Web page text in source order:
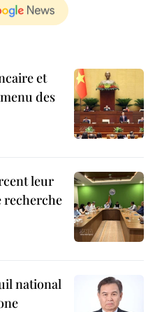
et
des
leur
recherche
national